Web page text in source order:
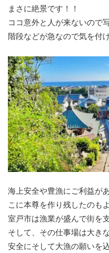
まさに絶景です！！
ココ意外と人が来ないので
階段などが急なので気を付
海上安全や豊漁にご利益が
こに本尊を作り残したのも
室戸市は漁業が盛んで街を
そして、その仕事場は大き
安全にそして大漁の願いを